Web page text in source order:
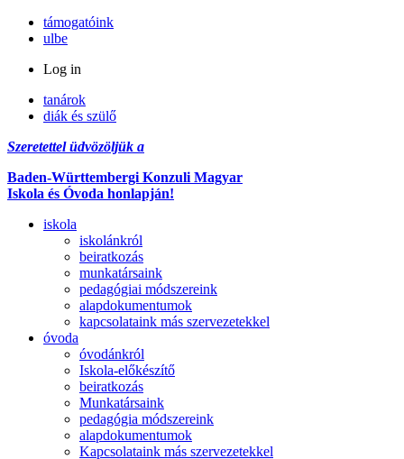
támogatóink
ulbe
Log in
tanárok
diák és szülő
Szeretettel üdvözöljük a
Baden-Württembergi Konzuli Magyar
Iskola és Óvoda honlapján!
iskola
iskolánkról
beiratkozás
munkatársaink
pedagógiai módszereink
alapdokumentumok
kapcsolataink más szervezetekkel
óvoda
óvodánkról
Iskola-előkészítő
beiratkozás
Munkatársaink
pedagógia módszereink
alapdokumentumok
Kapcsolataink más szervezetekkel